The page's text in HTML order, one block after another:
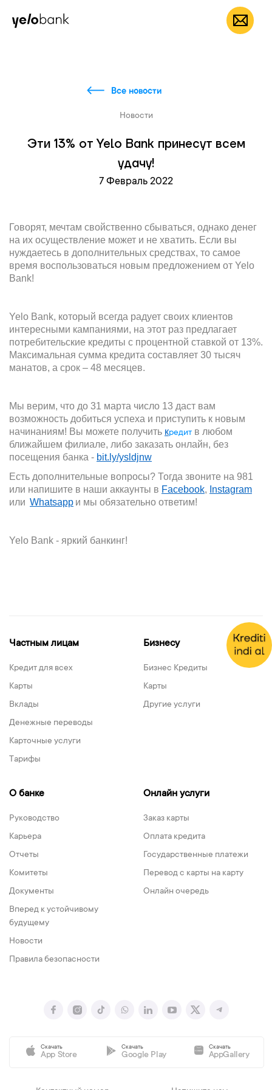
Частным лицам RU
Все новости
Новости
Эти 13% от Yelo Bank принесут всем
удачу!
7 Февраль 2022
Говорят, мечтам свойственно сбываться, однако денег
на их осуществление может и не хватить. Если вы
нуждаетесь в дополнительных средствах, то самое
время воспользоваться новым предложением от Yelo
Bank!
Yelo Bank, который всегда радует своих клиентов
интересными кампаниями, на этот раз предлагает
потребительские кредиты с процентной ставкой от 13%.
Максимальная сумма кредита составляет 30 тысяч
манатов, а срок – 48 месяцев.
Мы верим, что до 31 марта число 13 даст вам
возможность добиться успеха и приступить к новым
начинаниям! Вы можете получить кредит в любом
ближайшем филиале, либо заказать онлайн, без
посещения банка - bit.ly/ysldjnw
Есть дополнительные вопросы? Тогда звоните на 981
или напишите в наши аккаунты в Facebook, Instagram
или Whatsapp и мы обязательно ответим!
Yelo Bank - яркий банкинг!
Частным лицам
Кредит для всех
Карты
Вклады
Денежные переводы
Карточные услуги
Тарифы
Бизнесу
Бизнес Кредиты
Карты
Другие услуги
О банке
Руководство
Карьера
Отчеты
Комитеты
Документы
Вперед к устойчивому
будущему
Новости
Правила безопасности
Онлайн услуги
Заказ карты
Оплата кредита
Государственные платежи
Перевод с карты на карту
Онлайн очередь
Скачать
App Store
Скачать
Google Play
Скачать
AppGallery